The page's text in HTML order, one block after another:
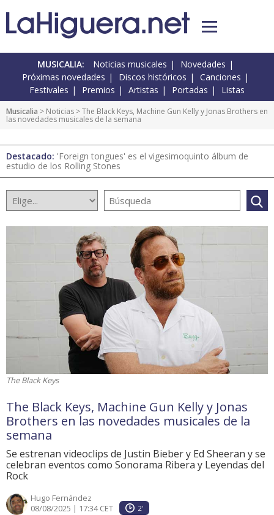
MUSICALIA: Noticias musicales
Novedades
Próximas novedades
Discos históricos
Canciones
Festivales
Premios Artistas Portadas Listas
Musicalia > Noticias > The Black Keys, Machine Gun Kelly y Jonas Brothers en
las novedades musicales de la semana
Destacado: 'Foreign tongues' es el vigesimoquinto álbum de
estudio de los Rolling Stones
The Black Keys
The Black Keys, Machine Gun Kelly y Jonas
Brothers en las novedades musicales de la
semana
Se estrenan videoclips de Justin Bieber y Ed Sheeran y se
celebran eventos como Sonorama Ribera y Leyendas del
Rock
Hugo Fernández
08/08/2025 | 17:34 CET
2'